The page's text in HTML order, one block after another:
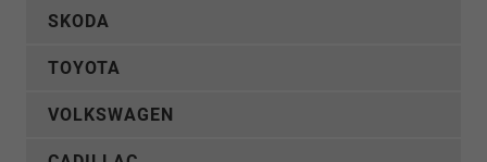
SKODA
TOYOTA
VOLKSWAGEN